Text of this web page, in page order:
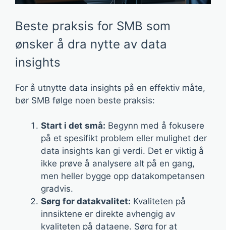
Beste praksis for SMB som
ønsker å dra nytte av data
insights
For å utnytte data insights på en effektiv måte,
bør SMB følge noen beste praksis:
Start i det små: Begynn med å fokusere
på et spesifikt problem eller mulighet der
data insights kan gi verdi. Det er viktig å
ikke prøve å analysere alt på en gang,
men heller bygge opp datakompetansen
gradvis.
Sørg for datakvalitet: Kvaliteten på
innsiktene er direkte avhengig av
kvaliteten på dataene. Sørg for at